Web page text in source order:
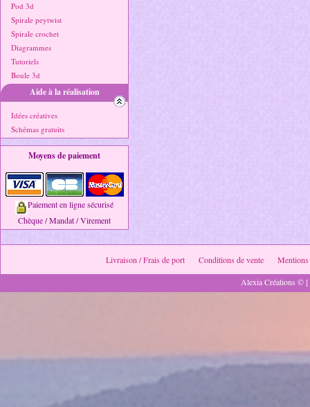
Pod 3d
Spirale peytwist
Spirale crochet
Diagrammes
Tutoriels
Boule 3d
Aide à la réalisation
Idées créatives
Schémas gratuits
Moyens de paiement
Paiement en ligne sécurisé
Chèque / Mandat / Virement
Livraison / Frais de port Conditions de vente
Mentions
Alexia Créations ©